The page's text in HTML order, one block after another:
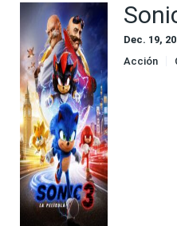
Dec. 19,
Acción